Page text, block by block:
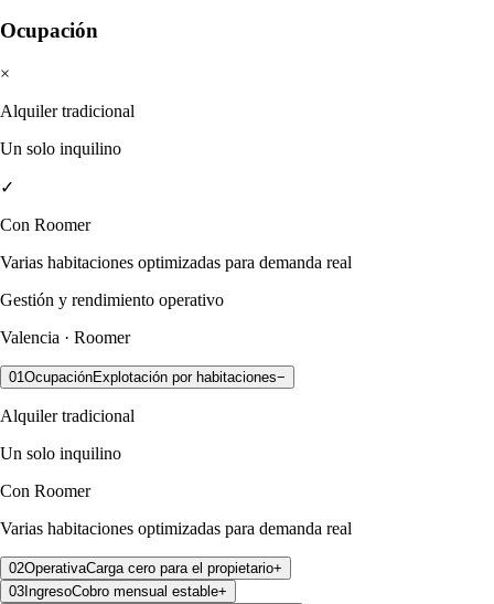
Ocupación
×
Alquiler tradicional
Un solo inquilino
✓
Con Roomer
Varias habitaciones optimizadas para demanda real
Gestión y rendimiento operativo
Valencia · Roomer
01OcupaciónExplotación por habitaciones−
Alquiler tradicional
Un solo inquilino
Con Roomer
Varias habitaciones optimizadas para demanda real
02OperativaCarga cero para el propietario+
03IngresoCobro mensual estable+